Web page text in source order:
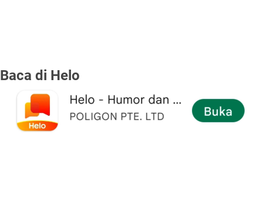
Baca di Helo